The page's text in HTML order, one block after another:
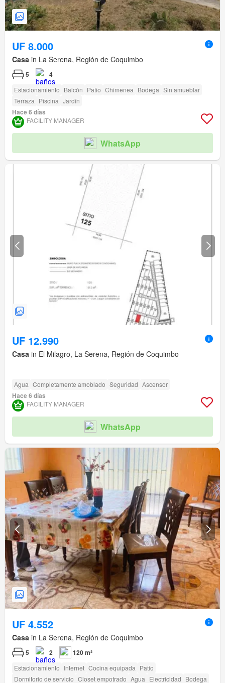
UF 8.000
Casa in La Serena, Región de Coquimbo
5 4
Estacionamiento Balcón Patio Chimenea Bodega Sin amueblar
Terraza Piscina Jardín
Hace 6 días
FACILITY MANAGER
WhatsApp
UF 12.990
Casa in El Milagro, La Serena, Región de Coquimbo
Agua Completamente amoblado Seguridad Ascensor
Hace 6 días
FACILITY MANAGER
WhatsApp
UF 4.552
Casa in La Serena, Región de Coquimbo
5 2 120 m²
Estacionamiento Internet Cocina equipada Patio
Dormitorio de servicio Closet empotrado Agua Electricidad Bodega